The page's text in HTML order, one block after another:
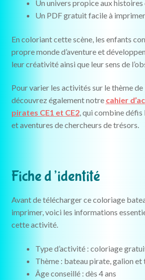
Un univers propice aux histoires
Un PDF gratuit facile à imprimer
En coloriant cette scène, les enfants
propre monde d’aventure et
leur créativité ainsi que leur sens de
Pour varier les activités sur le thème
découvrez également notre cahier
pirates CE1 et CE2, qui combine défis
et aventures de chercheurs de trésors.
Fiche d’identité
Avant de télécharger ce coloriage
imprimer, voici les informations
cette activité.
Type d’activité : coloriage
Thème : bateau pirate, galion et
Âge conseillé : dès 4 ans